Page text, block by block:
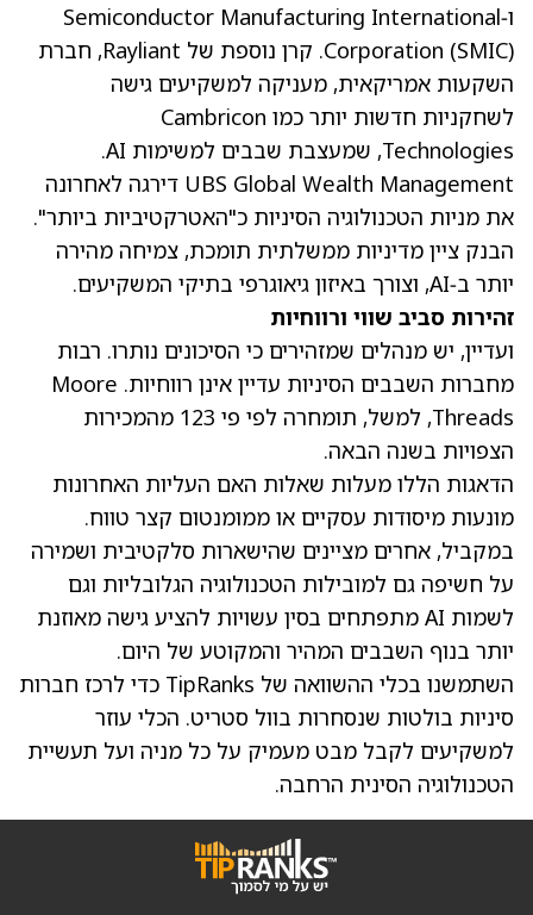
ו‑Semiconductor Manufacturing International
Corporation (SMIC). קרן נוספת של Rayliant, חברת
השקעות אמריקאית, מעניקה למשקיעים גישה
לשחקניות חדשות יותר כמו Cambricon
Technologies, שמעצבת שבבים למשימות AI.
UBS Global Wealth Management דירגה לאחרונה
את מניות הטכנולוגיה הסיניות כ"האטרקטיביות ביותר".
הבנק ציין מדיניות ממשלתית תומכת, צמיחה מהירה
יותר ב‑AI, וצורך באיזון גיאוגרפי בתיקי המשקיעים.
זהירות סביב שווי ורווחיות
ועדיין, יש מנהלים שמזהירים כי הסיכונים נותרו. רבות
מחברות השבבים הסיניות עדיין אינן רווחיות. Moore
Threads, למשל, תומחרה לפי פי 123 מהמכירות
הצפויות בשנה הבאה.
הדאגות הללו מעלות שאלות האם העליות האחרונות
מונעות מיסודות עסקיים או ממומנטום קצר טווח.
במקביל, אחרים מציינים שהישארות סלקטיבית ושמירה
על חשיפה גם למובילות הטכנולוגיה הגלובליות וגם
לשמות AI מתפתחים בסין עשויות להציע גישה מאוזנת
יותר בנוף השבבים המהיר והמקוטע של היום.
השתמשנו בכלי ההשוואה של TipRanks כדי לרכז חברות
סיניות בולטות שנסחרות בוול סטריט. הכלי עוזר
למשקיעים לקבל מבט מעמיק על כל מניה ועל תעשיית
הטכנולוגיה הסינית הרחבה.